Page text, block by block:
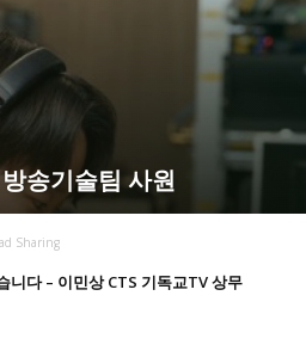
송기술팀 사원
Sharing
니다 – 이민상 CTS 기독교TV 상무